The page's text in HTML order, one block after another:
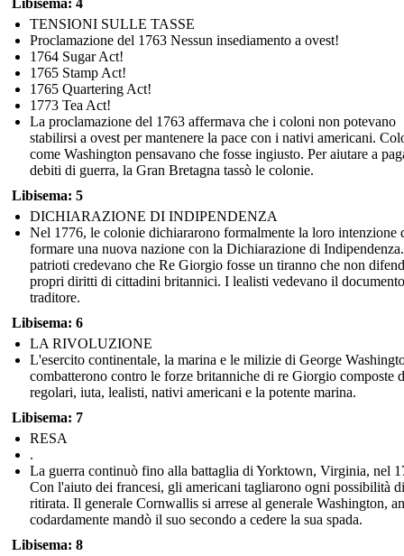
Libisema: 4
TENSIONI SULLE TASSE
Proclamazione del 1763 Nessun insediamento a ovest!
1764 Sugar Act!
1765 Stamp Act!
1765 Quartering Act!
1773 Tea Act!
La proclamazione del 1763 affermava che i coloni non potevano
stabilirsi a ovest per mantenere la pace con i nativi americani.
come Washington pensavano che fosse ingiusto. Per aiutare a
debiti di guerra, la Gran Bretagna tassò le colonie.
Libisema: 5
DICHIARAZIONE DI INDIPENDENZA
Nel 1776, le colonie dichiararono formalmente la loro intenzione
formare una nuova nazione con la Dichiarazione di
patrioti credevano che Re Giorgio fosse un tiranno che non
propri diritti di cittadini britannici. I lealisti vedevano il
traditore.
Libisema: 6
LA RIVOLUZIONE
L'esercito continentale, la marina e le milizie di George
combatterono contro le forze britanniche di re Giorgio composte
regolari, iuta, lealisti, nativi americani e la potente marina.
Libisema: 7
RESA
.
La guerra continuò fino alla battaglia di Yorktown, Virginia, nel
Con l'aiuto dei francesi, gli americani tagliarono ogni possibilità di
ritirata. Il generale Cornwallis si arrese al generale Washington,
codardamente mandò il suo secondo a cedere la sua spada.
Libisema: 8